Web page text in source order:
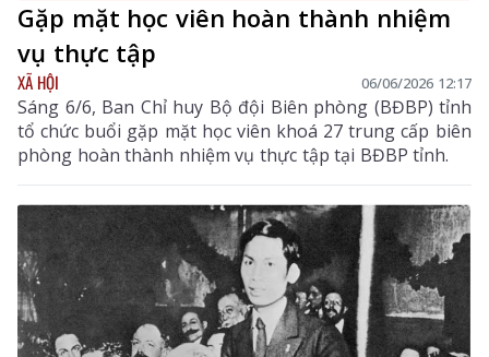
Gặp mặt học viên hoàn thành nhiệm
vụ thực tập
XÃ HỘI 06/06/2026 12:17
Sáng 6/6, Ban Chỉ huy Bộ đội Biên phòng (BĐBP) tỉnh
tổ chức buổi gặp mặt học viên khoá 27 trung cấp biên
phòng hoàn thành nhiệm vụ thực tập tại BĐBP tỉnh.